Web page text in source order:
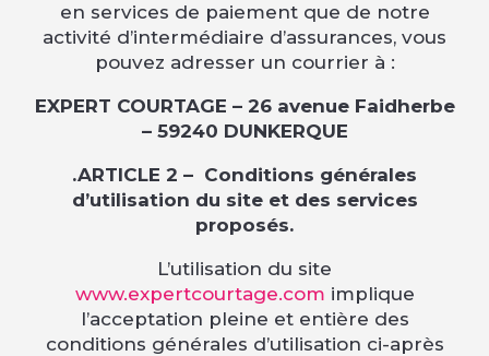
en services de paiement que de notre
activité d’intermédiaire d’assurances, vous
pouvez adresser un courrier à :
EXPERT COURTAGE – 26 avenue Faidherbe
– 59240 DUNKERQUE
.ARTICLE 2 – Conditions générales
d’utilisation du site et des services
proposés.
L’utilisation du site
www.expertcourtage.com implique
l’acceptation pleine et entière des
conditions générales d’utilisation ci-après